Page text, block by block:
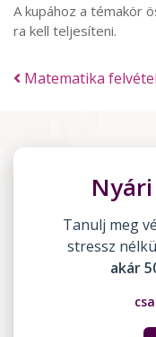
A kupához a témakör
ra kell teljesíteni.
Matematika
Tanulj meg
stressz
akár